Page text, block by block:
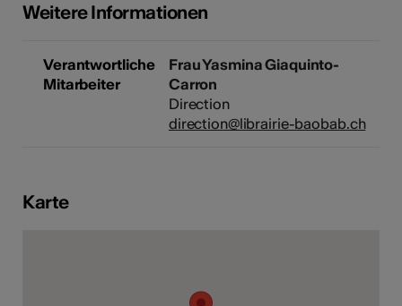
Weitere Informationen
Verantwortliche
Mitarbeiter
Frau Yasmina Giaquinto-
Carron
Direction
direction@librairie-baobab.ch
Karte